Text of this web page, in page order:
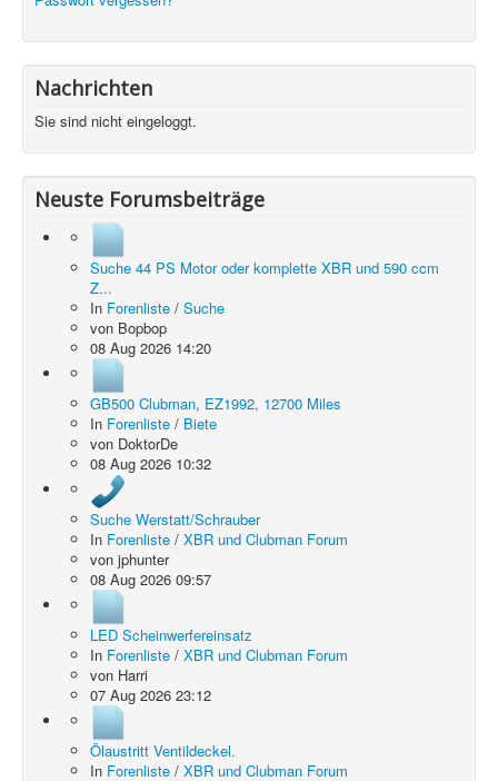
Nachrichten
Sie sind nicht eingeloggt.
Neuste Forumsbeiträge
Suche 44 PS Motor oder komplette XBR und 590 ccm
Z...
In Forenliste / Suche
von Bopbop
08 Aug 2026 14:20
GB500 Clubman, EZ1992, 12700 Miles
In Forenliste / Biete
von DoktorDe
08 Aug 2026 10:32
Suche Werstatt/Schrauber
In Forenliste / XBR und Clubman Forum
von jphunter
08 Aug 2026 09:57
LED Scheinwerfereinsatz
In Forenliste / XBR und Clubman Forum
von Harri
07 Aug 2026 23:12
Ölaustritt Ventildeckel.
In Forenliste / XBR und Clubman Forum